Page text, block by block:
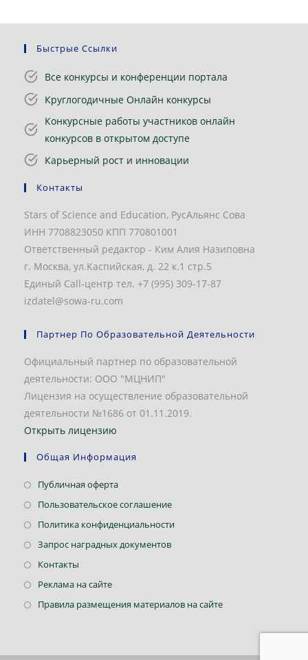
Быстрые Ссылки
Все конкурсы и конференции портала
Круглогодичные Онлайн конкурсы
Конкурсные работы участников онлайн
конкурсов в открытом доступе
Карьерный рост и инновации
Контакты
Stars of Science and Education, РусАльянс Сова
ИНН 7708823050 КПП 770801001
Ответственный редактор - Ким Алия Назиповна
г. Москва, ул.Каспийская, д. 22 к.1 стр.5
Единый Call-центр тел. +7 (995) 309-17-87
izdatel@sowa-ru.com
Партнер По Образовательной Деятельности
Официальный партнер по образовательной
деятельности: ООО "МЦНИП"
Лицензия на осуществление образовательной
деятельности №1686 от 01.11.2019.
Открыть лицензию
Общая Информация
Публичная офертаОткроется
в
Пользовательское соглашениеОткроется
в
Политика конфиденциальностиОткроется
Запрос наградных документовОткроется
Контакты
в
Реклама на сайтеОткроется
в
Правила размещения материалов на сайтеОткроется
вкладке